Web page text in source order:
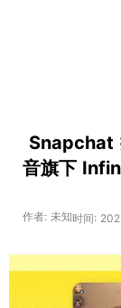
Snapchat
音旗下
作者: 未知时间: